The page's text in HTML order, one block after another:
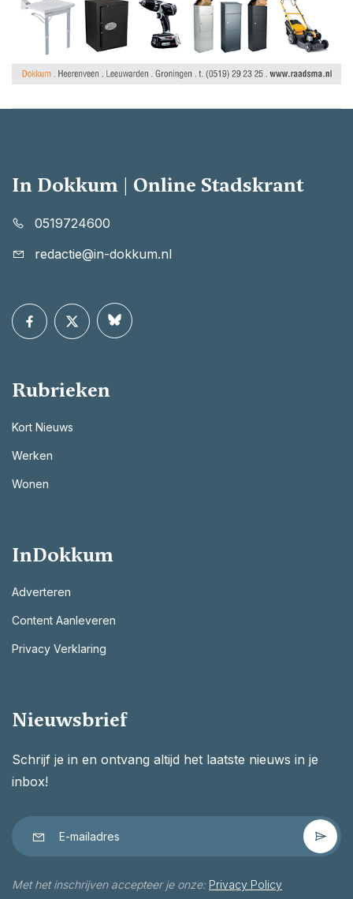
In Dokkum | Online Stadskrant
0519724600
redactie@in-dokkum.nl
Rubrieken
Kort Nieuws
Werken
Wonen
InDokkum
Adverteren
Content Aanleveren
Privacy Verklaring
Nieuwsbrief
Schrijf je in en ontvang altijd het laatste nieuws in je
inbox!
Met het inschrijven accepteer je onze: Privacy Policy